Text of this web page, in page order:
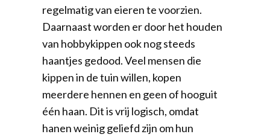
regelmatig van eieren te voorzien.
Daarnaast worden er door het houden
van hobbykippen ook nog steeds
haantjes gedood. Veel mensen die
kippen in de tuin willen, kopen
meerdere hennen en geen of hooguit
één haan. Dit is vrij logisch, omdat
hanen weinig geliefd zijn om hun